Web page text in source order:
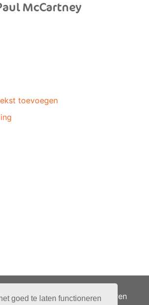
goed te laten functioneren
McCartney
toevoegen
Adverteren